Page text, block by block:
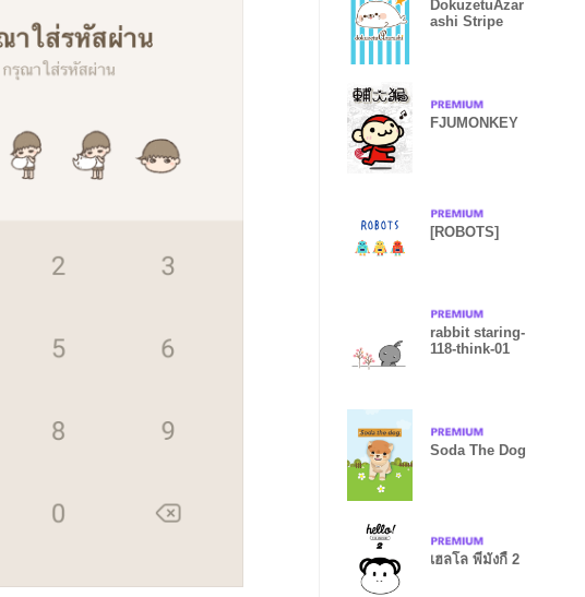
DokuzetuAzar
ashi Stripe
FJUMONKEY
[ROBOTS]
rabbit staring-
118-think-01
Soda The Dog
เฮลโล พี่มังกี้ 2